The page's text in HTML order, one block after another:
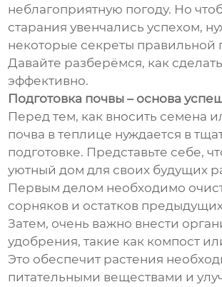
неблагоприятную погоду. Но
старания увенчались успехом,
некоторые секреты правильной
Давайте разберёмся, как
эффективно.
Подготовка почвы – основа
Перед тем, как вносить семена
почва в теплице нуждается в
подготовке. Представьте себе,
уютный дом для своих будущих
Первым делом необходимо
сорняков и остатков предыдущих
Затем, очень важно внести
удобрения, такие как компост
Это обеспечит растения
питательными веществами и